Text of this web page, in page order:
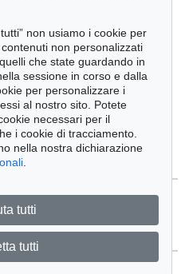
non usiamo i cookie per
non personalizzati
che state guardando in
sessione in corso e dalla
per personalizzare i
al nostro sito. Potete
necessari per il
i cookie di tracciamento.
nella nostra dichiarazione
tutti
tutti